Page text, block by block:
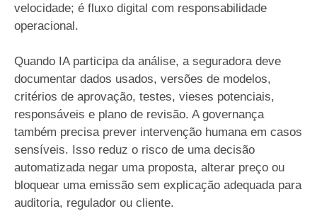
velocidade; é fluxo digital com responsabilidade
operacional.
Quando IA participa da análise, a seguradora deve
documentar dados usados, versões de modelos,
critérios de aprovação, testes, vieses potenciais,
responsáveis e plano de revisão. A governança
também precisa prever intervenção humana em casos
sensíveis. Isso reduz o risco de uma decisão
automatizada negar uma proposta, alterar preço ou
bloquear uma emissão sem explicação adequada para
auditoria, regulador ou cliente.